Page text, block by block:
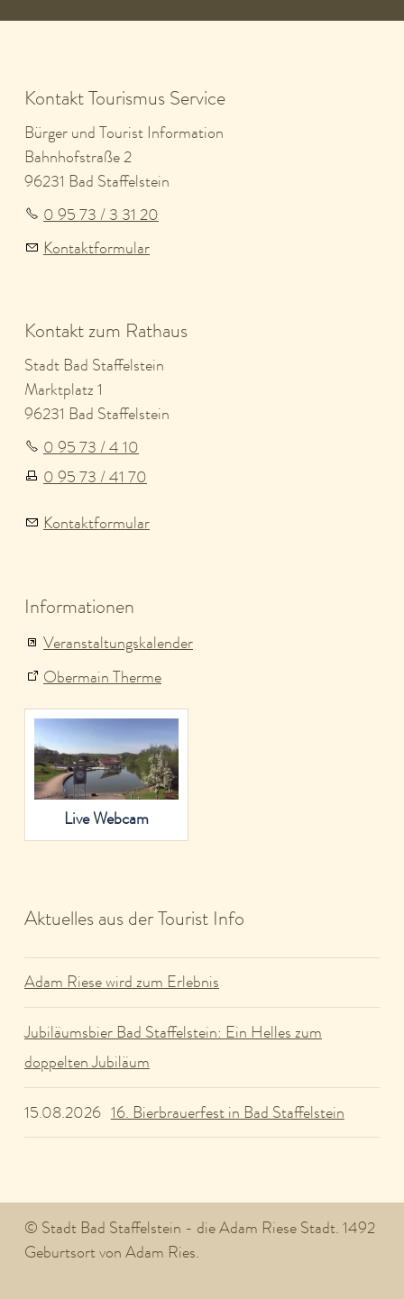
Kontakt Tourismus Service
Bürger und Tourist Information
Bahnhofstraße 2
96231 Bad Staffelstein
0 95 73 / 3 31 20
Kontaktformular
Kontakt zum Rathaus
Stadt Bad Staffelstein
Marktplatz 1
96231 Bad Staffelstein
0 95 73 / 4 10
0 95 73 / 41 70
Kontaktformular
Informationen
Veranstaltungskalender
Obermain Therme
Live Webcam
Aktuelles aus der Tourist Info
Adam Riese wird zum Erlebnis
Jubiläumsbier Bad Staffelstein: Ein Helles zum
doppelten Jubiläum
15.08.2026 16. Bierbrauerfest in Bad Staffelstein
© Stadt Bad Staffelstein - die Adam Riese Stadt. 1492
Geburtsort von Adam Ries.